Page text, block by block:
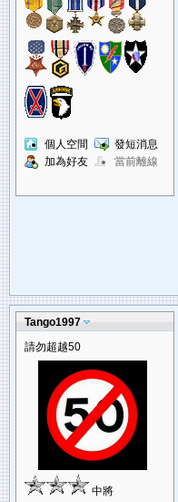
個人空間
發短消息
加為好友
當前離線
Tango1997
請勿超越50
中將